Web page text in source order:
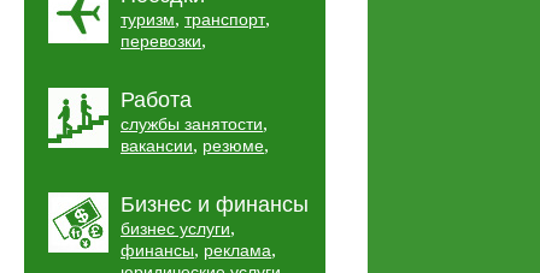
туризм, транспорт,
перевозки,
Работа
службы занятости,
вакансии, резюме,
Бизнес и финансы
бизнес услуги,
финансы, реклама,